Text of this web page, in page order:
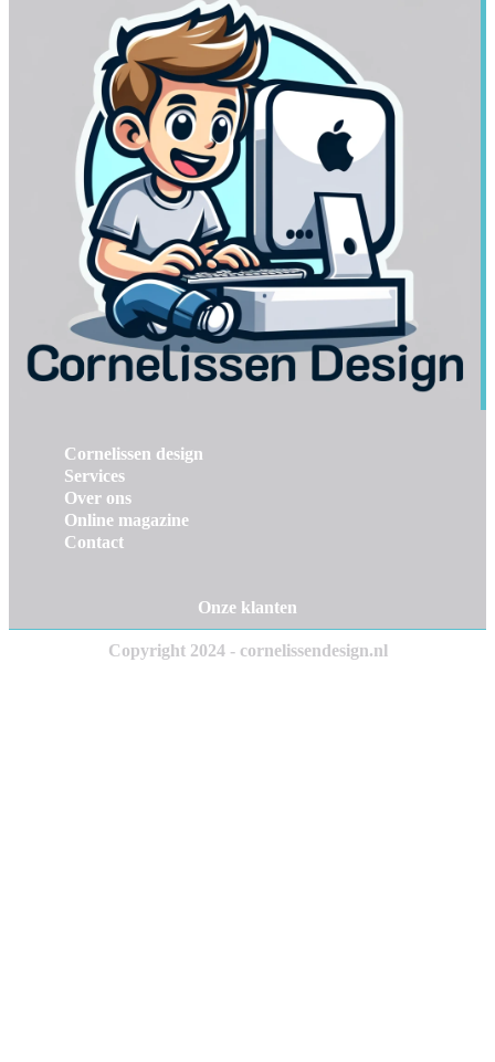
Cornelissen design
Services
Over ons
Online magazine
Contact
Onze klanten
Copyright 2024 - cornelissendesign.nl